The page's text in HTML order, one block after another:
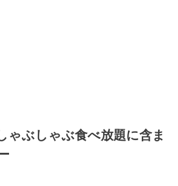
ゃぶしゃぶ食べ放題に含ま